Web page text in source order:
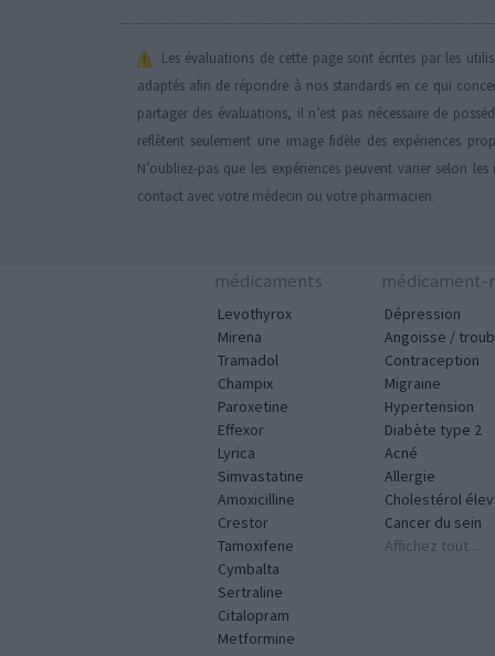
Les évaluations de cette page sont écrites par les
adaptés afin de répondre à nos standards en ce qui
partager des évaluations, il n’est pas nécessaire de
reflètent seulement une image fidèle des expériences
N’oubliez-pas que les expériences peuvent varier selon
contact avec votre médecin ou votre pharmacien.
médicaments
Levothyrox
Mirena
Tramadol
Champix
Paroxetine
Effexor
Lyrica
Simvastatine
Amoxicilline
Crestor
Tamoxifene
Cymbalta
Sertraline
Citalopram
Metformine
médicament-
Dépression
Angoisse /
Contraception
Migraine
Hypertension
Diabète type 2
Acné
Allergie
Cholestérol
Cancer du sein
Affichez tout...